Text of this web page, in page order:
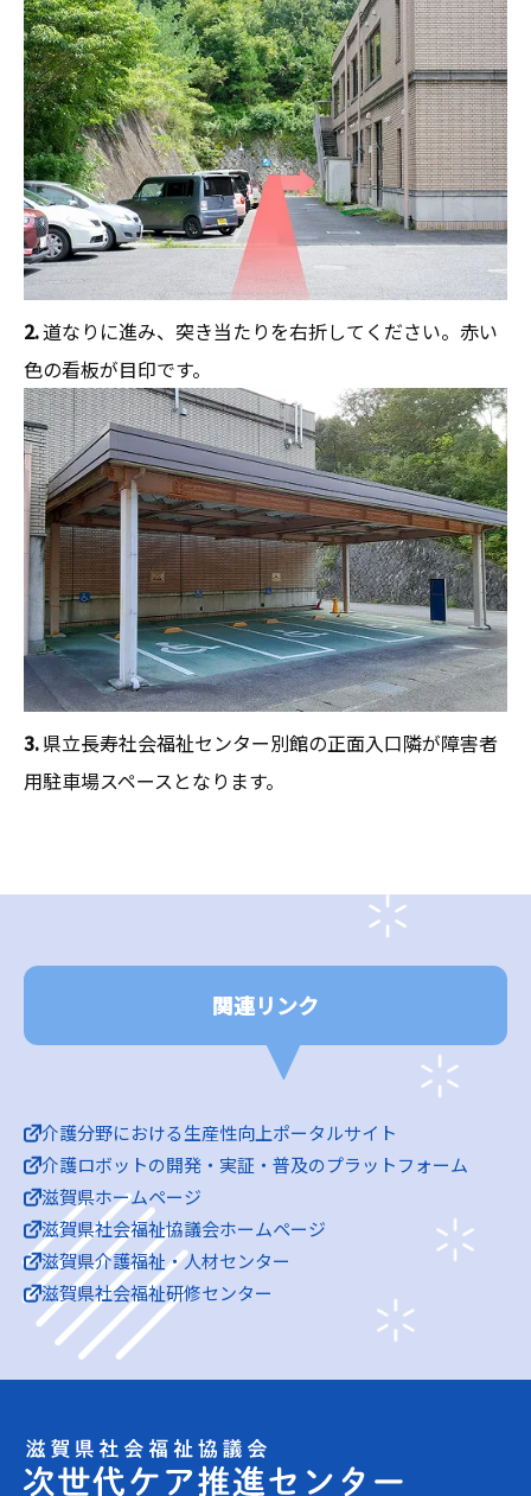
2.道なりに進み、突き当たりを右折してください。赤い
色の看板が目印です。
3.県立長寿社会福祉センター別館の正面入口隣が障害者
用駐車場スペースとなります。
関連リンク
介護分野における生産性向上ポータルサイト
介護ロボットの開発・実証・普及のプラットフォーム
滋賀県ホームページ
滋賀県社会福祉協議会ホームページ
滋賀県介護福祉・人材センター
滋賀県社会福祉研修センター